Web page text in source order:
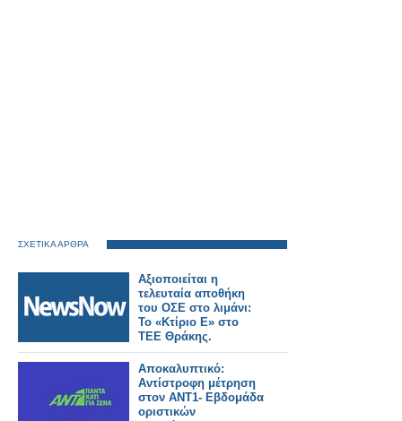
ΣΧΕΤΙΚΑ ΑΡΘΡΑ
Αξιοποιείται η
τελευταία αποθήκη
του ΟΣΕ στο λιμάνι:
Το «Κτίριο Ε» στο
ΤΕΕ Θράκης.
Αποκαλυπτικό:
Αντίστροφη μέτρηση
στον ΑΝΤ1- Εβδομάδα
οριστικών